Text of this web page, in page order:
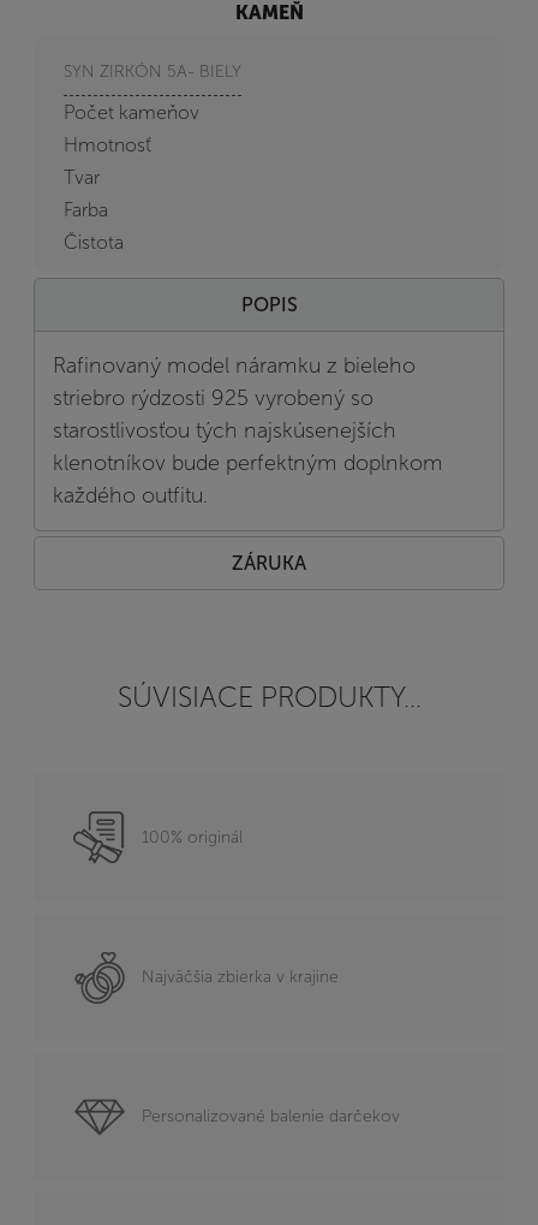
KAMEŇ
SYN ZIRKÓN 5A- BIELY
Počet kameňov
Hmotnosť
Tvar
Farba
Čistota
POPIS
Rafinovaný model náramku z bieleho
striebro rýdzosti 925 vyrobený so
starostlivosťou tých najskúsenejších
klenotníkov bude perfektným doplnkom
každého outfitu.
ZÁRUKA
SÚVISIACE PRODUKTY...
100% originál
Najväčšia zbierka v krajine
Personalizované balenie darčekov